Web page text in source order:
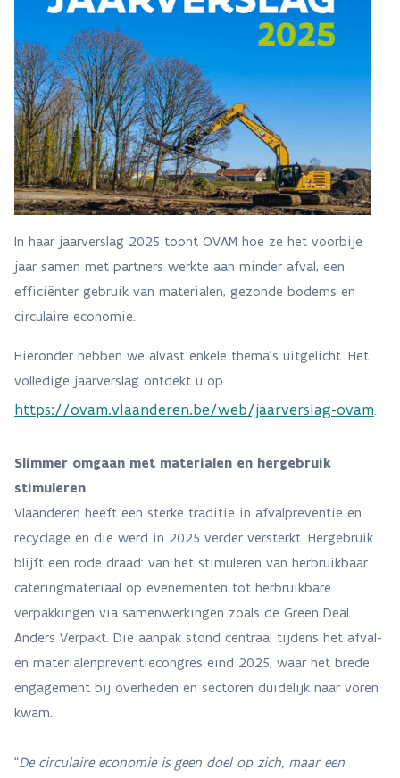
In haar jaarverslag 2025 toont OVAM hoe ze het voorbije
jaar samen met partners werkte aan minder afval, een
efficiënter gebruik van materialen, gezonde bodems en
circulaire economie.
Hieronder hebben we alvast enkele thema’s uitgelicht. Het
volledige jaarverslag ontdekt u op
https://ovam.vlaanderen.be/web/jaarverslag-ovam.
Slimmer omgaan met materialen en hergebruik
stimuleren
Vlaanderen heeft een sterke traditie in afvalpreventie en
recyclage en die werd in 2025 verder versterkt. Hergebruik
blijft een rode draad: van het stimuleren van herbruikbaar
cateringmateriaal op evenementen tot herbruikbare
verpakkingen via samenwerkingen zoals de Green Deal
Anders Verpakt. Die aanpak stond centraal tijdens het afval-
en materialenpreventiecongres eind 2025, waar het brede
engagement bij overheden en sectoren duidelijk naar voren
kwam.
“De circulaire economie is geen doel op zich, maar een